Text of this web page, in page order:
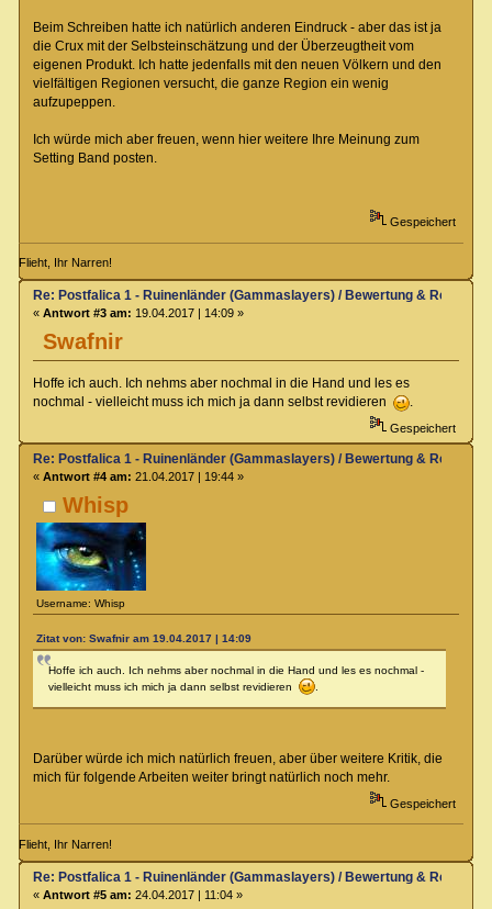
Beim Schreiben hatte ich natürlich anderen Eindruck - aber das ist ja
die Crux mit der Selbsteinschätzung und der Überzeugtheit vom
eigenen Produkt. Ich hatte jedenfalls mit den neuen Völkern und den
vielfältigen Regionen versucht, die ganze Region ein wenig
aufzupeppen.
Ich würde mich aber freuen, wenn hier weitere Ihre Meinung zum
Setting Band posten.
Gespeichert
Flieht, Ihr Narren!
Swafnir
Re: Postfalica 1 - Ruinenländer (Gammaslayers) / Bewertung &
« Antwort #3 am: 19.04.2017 | 14:09 »
Hoffe ich auch. Ich nehms aber nochmal in die Hand und les es
nochmal - vielleicht muss ich mich ja dann selbst revidieren
.
Gespeichert
Whisp
Username: Whisp
Re: Postfalica 1 - Ruinenländer (Gammaslayers) / Bewertung &
« Antwort #4 am: 21.04.2017 | 19:44 »
Zitat von: Swafnir am 19.04.2017 | 14:09
Hoffe ich auch. Ich nehms aber nochmal in die Hand und les es nochmal -
vielleicht muss ich mich ja dann selbst revidieren
.
Darüber würde ich mich natürlich freuen, aber über weitere Kritik, die
mich für folgende Arbeiten weiter bringt natürlich noch mehr.
Gespeichert
Flieht, Ihr Narren!
Re: Postfalica 1 - Ruinenländer (Gammaslayers) / Bewertung &
« Antwort #5 am: 24.04.2017 | 11:04 »